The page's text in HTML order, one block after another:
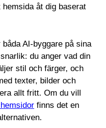
åt dig baserat
AI-byggare på sina
du anger vad din
stil och färger, och
texter, bilder och
allt fritt. Om du vill
finns det en